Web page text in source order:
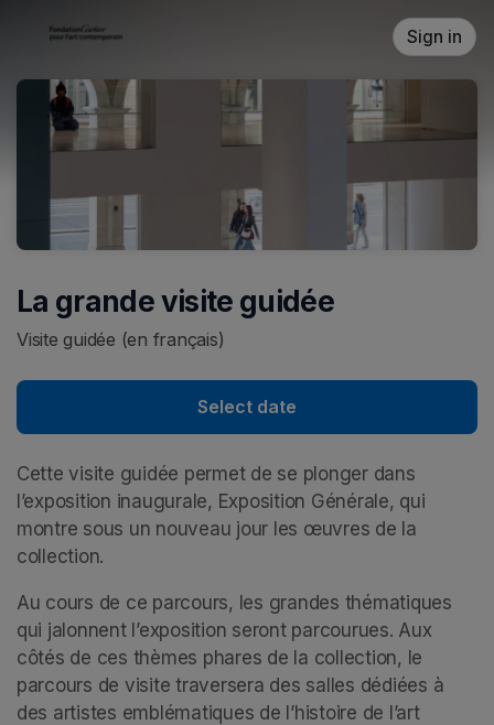
Sign in
La grande visite guidée
Visite guidée (en français)
Select date
Cette visite guidée permet de se plonger dans
l’exposition inaugurale, Exposition Générale, qui
montre sous un nouveau jour les œuvres de la
collection.
Au cours de ce parcours, les grandes thématiques
qui jalonnent l’exposition seront parcourues. Aux
côtés de ces thèmes phares de la collection, le
parcours de visite traversera des salles dédiées à
des artistes emblématiques de l’histoire de l’art